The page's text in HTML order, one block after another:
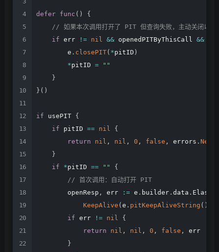
defer func ( )
{
// 如果本次调用打开了 PIT 但查询失败，主动关闭以避
if err != nil && openedPITByThisCall &&
e . closePIT( *pitID )
*pitID =
""
}
} ( )
if usePIT {
if
pitID == nil
{
return
nil , nil , 0 , false , errors . New
}
if
*pitID == ""
{
// 首次调用：自动打开 PIT
openResp , err := e . builder . data .
KeepAlive ( e . pitKeepAliveString ( )
if err != nil
{
return
nil , nil , 0 , false ,
err
}